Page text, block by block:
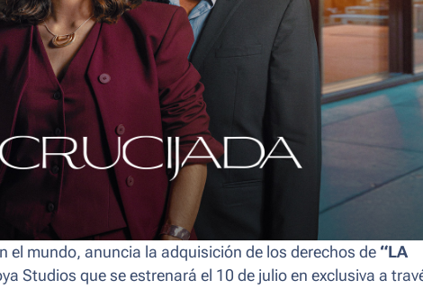
el mundo, anuncia la adquisición de los derechos de “LA
Studios que se estrenará el 10 de julio en exclusiva a